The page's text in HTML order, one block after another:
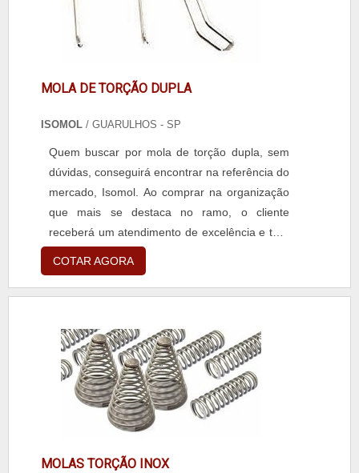
MOLA DE TORÇÃO DUPLA
ISOMOL / GUARULHOS - SP
Quem buscar por mola de torção dupla, sem
dúvidas, conseguirá encontrar na referência do
mercado, Isomol. Ao comprar na organização
que mais se destaca no ramo, o cliente
receberá um atendimento de excelência e terá
a garantia de adquirir produtos que solucionem
qualquer demanda.MAIS SOBRE MOLA DE
descobre a Isomol. Uma companhia com alto
know-how em artef...
COTAR AGORA
MOLAS TORÇÃO INOX